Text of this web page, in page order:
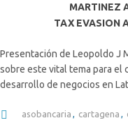
MARTINEZ
TAX EVASION
Presentación de Leopoldo J
sobre este vital tema para el
desarrollo de negocios en
asobancaria cartagena